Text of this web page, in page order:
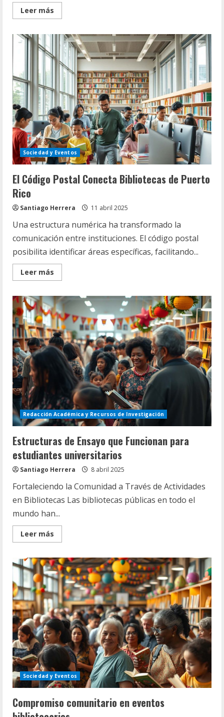
Leer más
more
de
los
diseños
de
publicaciones
bibliotecarias
tendencias
Sociedad y Eventos
El Código Postal Conecta Bibliotecas de Puerto
Rico
Santiago Herrera 11 abril 2025
Una estructura numérica ha transformado la
comunicación entre instituciones. El código postal
posibilita identificar áreas específicas, facilitando...
Leer más
more
Código
Postal
Conecta
Bibliotecas
de
Puerto
Rico
Redacción Académica y Recursos de Investigación
Estructuras de Ensayo que Funcionan para
estudiantes universitarios
Santiago Herrera 8 abril 2025
Fortaleciendo la Comunidad a Través de Actividades
en Bibliotecas Las bibliotecas públicas en todo el
mundo han...
Leer más
more
de
Ensayo
que
Funcionan
para
estudiantes
universitarios
Sociedad y Eventos
Compromiso comunitario en eventos